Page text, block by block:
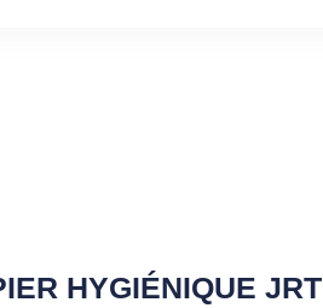
HYGIÉNIQUE JRT